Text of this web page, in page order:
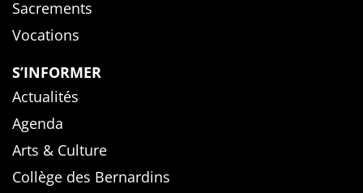
Sacrements
Vocations
S’INFORMER
Actualités
Agenda
Arts & Culture
Collège des Bernardins